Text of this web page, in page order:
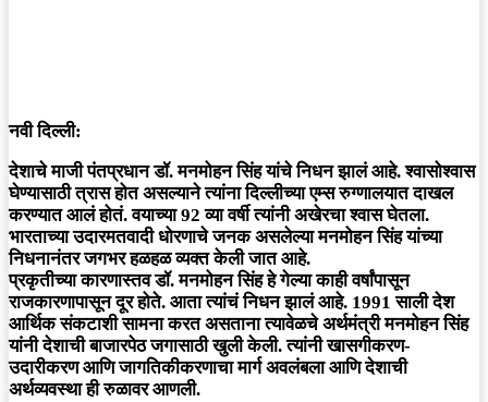
नवी दिल्ली:
देशाचे माजी पंतप्रधान डॉ. मनमोहन सिंह यांचे निधन झालं आहे. श्वासोश्वास
घेण्यासाठी त्रास होत असल्याने त्यांना दिल्लीच्या एम्स रुग्णालयात दाखल
करण्यात आलं होतं. वयाच्या 92 व्या वर्षी त्यांनी अखेरचा श्वास घेतला.
भारताच्या उदारमतवादी धोरणाचे जनक असलेल्या मनमोहन सिंह यांच्या
निधनानंतर जगभर हळहळ व्यक्त केली जात आहे.
प्रकृतीच्या कारणास्तव डॉ. मनमोहन सिंह हे गेल्या काही वर्षांपासून
राजकारणापासून दूर होते. आता त्यांचं निधन झालं आहे. 1991 साली देश
आर्थिक संकटाशी सामना करत असताना त्यावेळचे अर्थमंत्री मनमोहन सिंह
यांनी देशाची बाजारपेठ जगासाठी खुली केली. त्यांनी खासगीकरण-
उदारीकरण आणि जागतिकीकरणाचा मार्ग अवलंबला आणि देशाची
अर्थव्यवस्था ही रुळावर आणली.